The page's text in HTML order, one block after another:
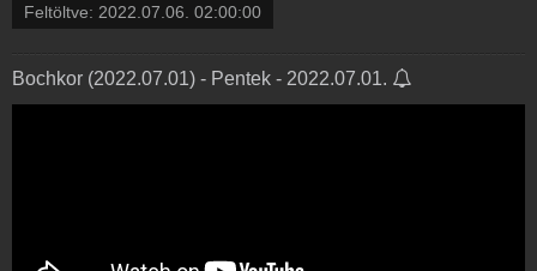
Feltöltve: 2022.07.06. 02:00:00
Bochkor (2022.07.01) - Pentek - 2022.07.01.